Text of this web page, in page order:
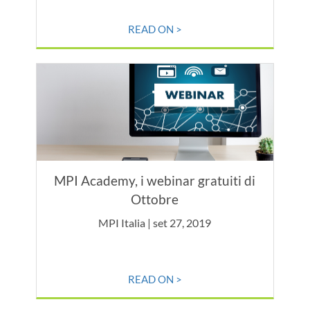
READ ON >
MPI Academy, i webinar gratuiti di
Ottobre
MPI Italia | set 27, 2019
READ ON >